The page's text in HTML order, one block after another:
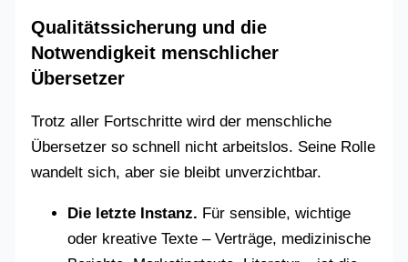
Qualitätssicherung und die
Notwendigkeit menschlicher
Übersetzer
Trotz aller Fortschritte wird der menschliche
Übersetzer so schnell nicht arbeitslos. Seine Rolle
wandelt sich, aber sie bleibt unverzichtbar.
Die letzte Instanz. Für sensible, wichtige
oder kreative Texte – Verträge, medizinische